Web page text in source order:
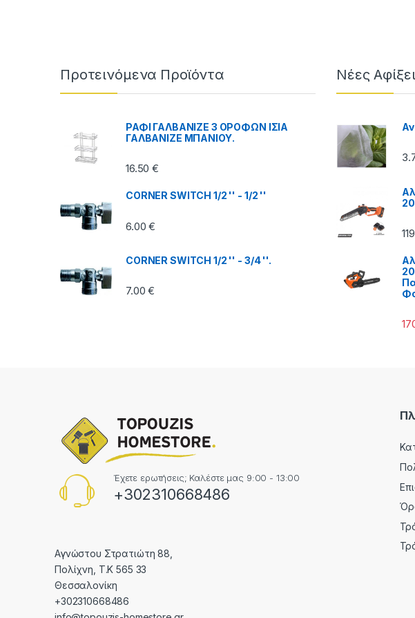
Brands Carousel
Προτεινόμενα Προϊόντα
ΡΑΦΙ ΓΑΛΒΑΝΙΖΕ 3 ΟΡΟΦΩΝ ΙΣΙΑ
ΓΑΛΒΑΝΙΖΕ ΜΠΑΝΙΟΥ.
16.50€
CORNER SWITCH 1/2 '' - 1/2 ''
6.00€
CORNER SWITCH 1/2 '' - 3/4 ''.
7.00€
Νέες
Έχετε ερωτήσεις; Καλέστε μας 9:00 - 13:00
+302310668486
Αγνώστου Στρατιώτη 88,
Πολίχνη, Τ.Κ 565 33
Θεσσαλονίκη
+302310668486